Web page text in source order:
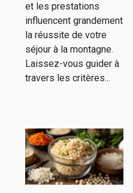
et les prestations
influencent grandement
la réussite de votre
séjour à la montagne.
Laissez-vous guider à
travers les critères...